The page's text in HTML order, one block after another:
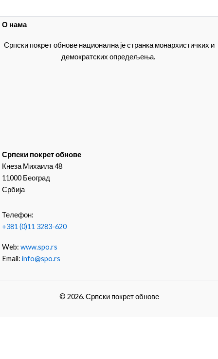
О нама
Српски покрет обнове национална је странка монархистичких и
демократских опредељења.
Српски покрет обнове
Кнеза Михаила 48
11000 Београд
Србија
Телефон:
+381 (0)11 3283-620
Web:www.spo.rs
Email:info@spo.rs
© 2026. Српски покрет обнове